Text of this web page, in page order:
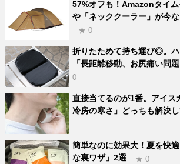
57%オフも！Amazonタイム
や「ネッククーラー」が今
★ 0
折りたためて持ち運び◎。
「長距離移動、お尻痛い問
0
直接当てるのが1番。アイス
冷房の寒さ」どっちも解決
簡単なのに効果大！夏を快
な裏ワザ」2選
★ 0